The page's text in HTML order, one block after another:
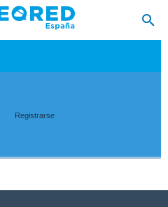
Registrarse